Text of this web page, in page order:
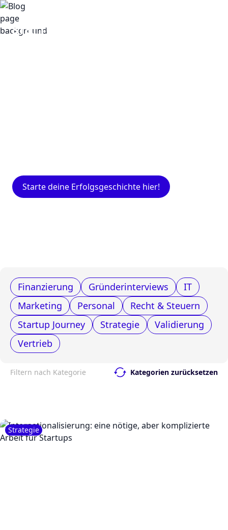
Starte deine Erfolgsgeschichte hier!
Finanzierung Gründerinterviews
IT
Marketing
Personal
Recht & Steuern
Startup Journey
Strategie
Validierung
Vertrieb
Filtern nach Kategorie Kategorien zurücksetzen
Strategie